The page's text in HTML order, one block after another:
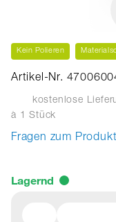
Kein Polieren
Artikel-Nr.
kostenlose
à 1 Stück
Fragen zum Produkt
Lagernd